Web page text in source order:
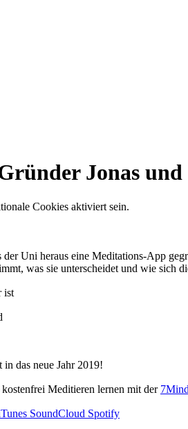
Jonas
Cookies aktiviert sein.
der Uni heraus eine Meditations-App
was sie unterscheidet und wie
ist
das neue Jahr 2019!
Meditieren lernen mit der
SoundCloud Spotify